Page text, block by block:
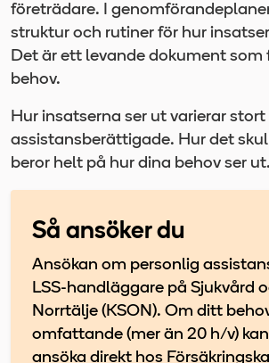
företrädare. I
struktur och rutiner för hur
Det är ett levande dokument som
behov.
Hur insatserna ser ut varierar
assistansberättigade. Hur det
beror helt på hur dina behov ser ut.
Så ansöker du
Ansökan om personlig
LSS-handläggare på Sjukvård
Norrtälje (KSON). Om ditt
omfattande (mer än 20 h/v)
ansöka direkt hos